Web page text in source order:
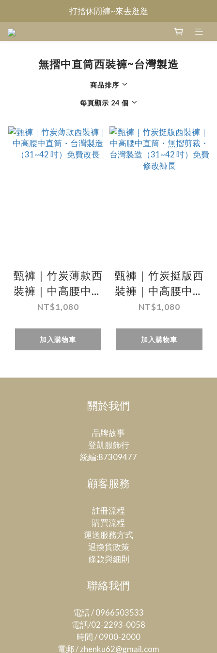
Welcome~甄褲
打摺休閒褲~來去逛逛
無摺中直筒西裝褲~台灣製造
商品排序
每頁顯示 24 個
甄褲｜竹炭薄款西
裝褲｜中高腰中直
筒・台灣製造
改長
NT$1,080
加入購物車
甄褲｜竹炭挺版西
裝褲｜中高腰中直
筒・無摺剪裁・台
吋）免費修改褲長
NT$1,080
加入購物車
關於我們
品牌故事
登凱服飾行
統編:87309477
顧客服務
註冊流程
購買流程
運送服務方式
退換貨政策
條款與細則
聯絡我們
電話 / 0966503533
電話/02-2293-0058
時間 / 0900-2000
電郵 / zhenku62@gmail.com